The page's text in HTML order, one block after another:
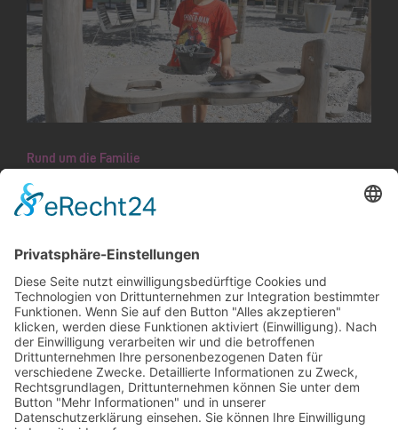
Rund um die Familie
Die Zukunft gemeinsam mit der jungen
Generation gestalten
Seit April 2023 trägt Schaan das Unicef-Label
«Kinderfreundliche Gemeinde». Für 2027 ist
eine Re-Zertifizierung vorgesehen. Auf dem
Weg dorthin folgt die Gemeinde einem…